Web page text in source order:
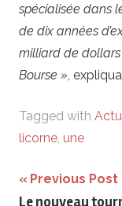
spécialisée dans
de dix années
milliard de dollars
Bourse »,
Tagged with
licorne, une
Navigation
Previous Post
Le nouveau